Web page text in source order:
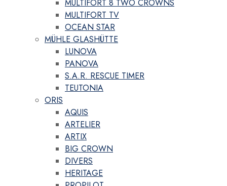
MULTIFORT 8 TWO CROWNS
MULTIFORT TV
OCEAN STAR
MÜHLE GLASHÜTTE
LUNOVA
PANOVA
S.A.R. RESCUE TIMER
TEUTONIA
ORIS
AQUIS
ARTELIER
ARTIX
BIG CROWN
DIVERS
HERITAGE